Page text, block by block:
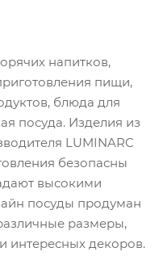
напитков,
пищи,
блюда для
посуда. Изделия из
LUMINARC
безопасны
высокими
посуды продуман
размеры,
интересных декоров.